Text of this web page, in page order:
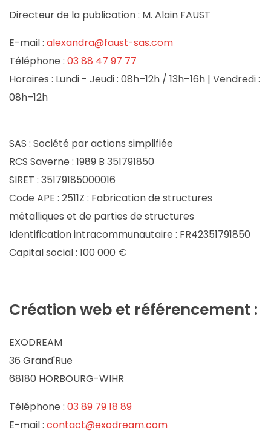
Directeur de la publication : M. Alain FAUST
E-mail : alexandra@faust-sas.com
Téléphone : 03 88 47 97 77
Horaires : Lundi - Jeudi : 08h–12h / 13h–16h | Vendredi :
08h–12h
SAS : Société par actions simplifiée
RCS Saverne : 1989 B 351791850
SIRET : 35179185000016
Code APE : 2511Z : Fabrication de structures
métalliques et de parties de structures
Identification intracommunautaire : FR42351791850
Capital social : 100 000 €
Création web et référencement :
EXODREAM
36 Grand'Rue
68180 HORBOURG-WIHR
Téléphone : 03 89 79 18 89
E-mail : contact@exodream.com